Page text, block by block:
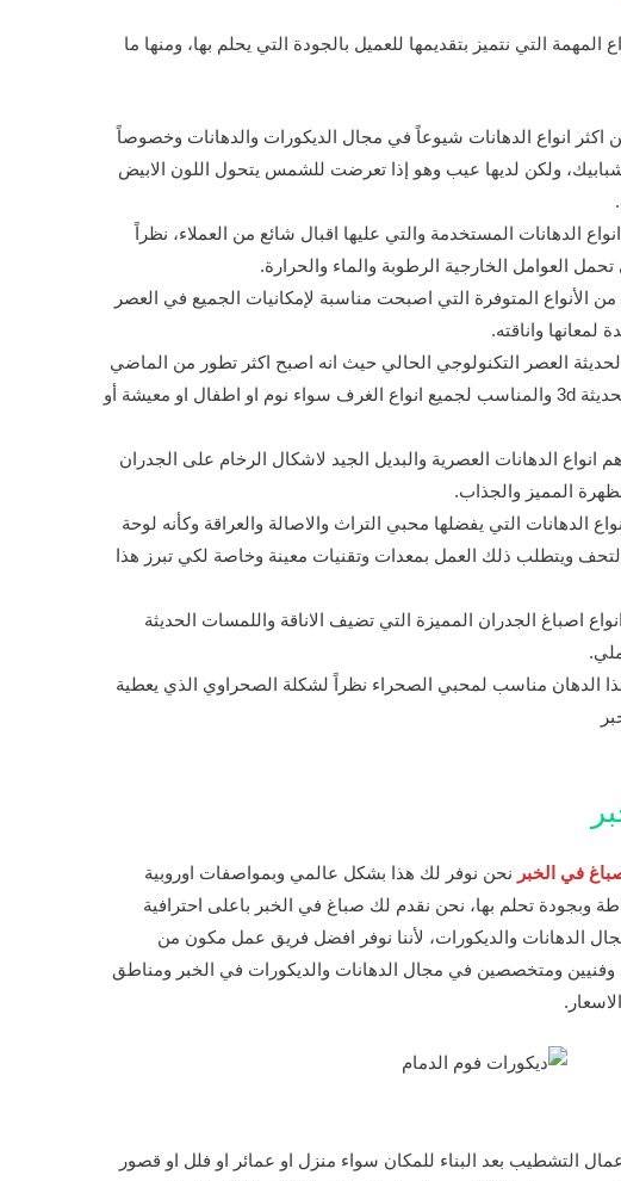
المهمة التي نتميز بتقديمها للعميل بالجودة التي يحلم بها، ومنها ما
اكثر انواع الدهانات شيوعاً في مجال الديكورات والدهانات وخصوصاً
ولكن لديها عيب وهو إذا تعرضت للشمس يتحول اللون الابيض
الدهانات المستخدمة والتي عليها اقبال شائع من العملاء، نظراً
العوامل الخارجية الرطوبة والماء والحرارة.
من الأنواع المتوفرة التي اصبحت مناسبة لإمكانيات الجميع في العصر
لمعانها واناقته.
العصر التكنولوجي الحالي حيث انه اصبح اكثر تطور من الماضي
نظراً لتميزة بالرسومات الحديثة 3d والمناسب لجميع انواع الغرف سواء نوم او اطفال او معيشة أو
انواع الدهانات العصرية والبديل الجيد لاشكال الرخام على الجدران
المميز والجذاب.
الدهانات التي يفضلها محبي التراث والاصالة والعراقة وكأنه لوحة
ويتطلب ذلك العمل بمعدات وتقنيات معينة وخاصة لكي تبرز هذا
اصباغ الجدران المميزة التي تضيف الاناقة واللمسات الحديثة
هذا الدهان مناسب لمحبي الصحراء نظراً لشكلة الصحراوي الذي يعطية
في الخبر نحن نوفر لك هذا بشكل عالمي وبمواصفات اوروبية
وبجودة تحلم بها، نحن نقدم لك صباغ في الخبر باعلى احترافية
الدهانات والديكورات، لأننا نوفر افضل فريق عمل مكون من
ومتخصصين في مجال الدهانات والديكورات في الخبر ومناطق
التشطيب بعد البناء للمكان سواء منزل او عمائر او فلل او قصور